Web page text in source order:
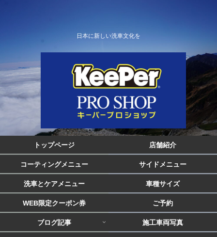
日本に新しい洗車文化を
トップページ 店舗紹介
コーティングメニュー サイドメニュー
洗車とケアメニュー 車種サイズ
WEB限定クーポン券 ご予約
ブログ記事 施工車両写真